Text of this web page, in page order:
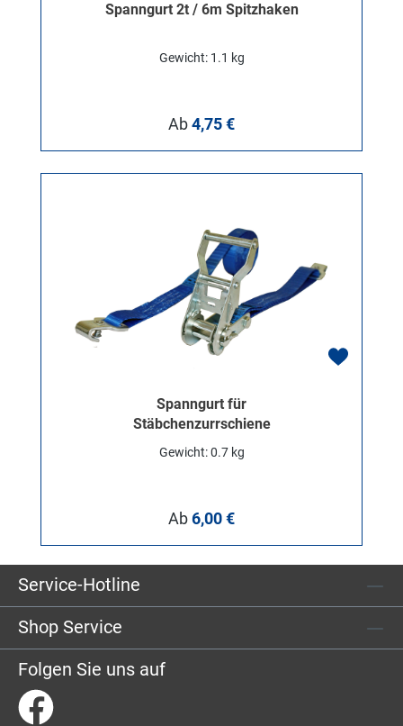
Spanngurt 2t / 6m Spitzhaken
Gewicht: 1.1 kg
Regulärer Preis:
Ab4,75 €
Spanngurt für
Stäbchenzurrschiene
Gewicht: 0.7 kg
Regulärer Preis:
Ab6,00 €
Service-Hotline
Shop Service
Folgen Sie uns auf